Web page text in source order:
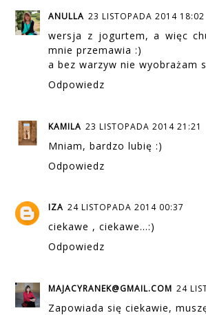
ANULLA 23 LISTOPADA 2014 18:02
wersja z jogurtem, a więc
mnie przemawia :)
a bez warzyw nie wyobrażam
Odpowiedz
KAMILA 23 LISTOPADA 2014 21:21
Mniam, bardzo lubię :)
Odpowiedz
IZA 24 LISTOPADA 2014 00:37
ciekawe , ciekawe...:)
Odpowiedz
MAJACYRANEK@GMAIL.COM 24
Zapowiada się ciekawie,